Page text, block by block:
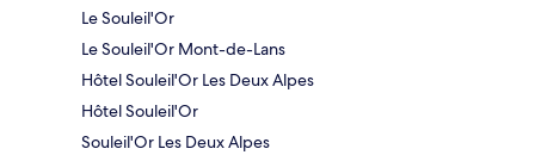
Le Souleil'Or
Le Souleil'Or Mont-de-Lans
Hôtel Souleil'Or Les Deux Alpes
Hôtel Souleil'Or
Souleil'Or Les Deux Alpes